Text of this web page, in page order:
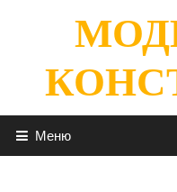
содержимому
Меню